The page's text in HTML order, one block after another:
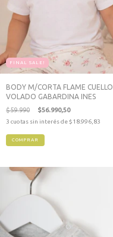
FINAL SALE!
BODY M/CORTA FLAME CUELLO
VOLADO GABARDINA INES
$59.990 $56.990,50
3 cuotas sin interés de$18.996,83
COMPRAR